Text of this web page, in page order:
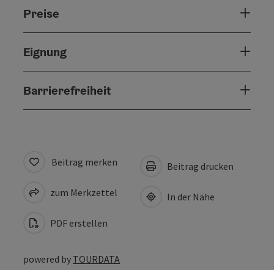
Preise
Eignung
Barrierefreiheit
Beitrag merken
zum Merkzettel
PDF erstellen
Beitrag drucken
In der Nähe
powered by TOURDATA